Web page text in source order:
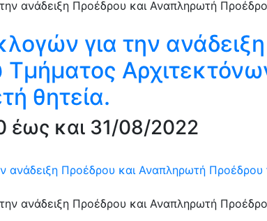
για την
Τμήματος
θητεία.
έως και 31/08/2022
ανάδειξη Προέδρου και Αναπληρωτή